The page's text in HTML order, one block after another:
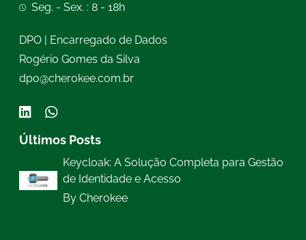
Seg. - Sex. : 8 - 18h
DPO | Encarregado de Dados
Rogério Gomes da Silva
dpo@cherokee.com.br
Últimos Posts
Keycloak: A Solução Completa para Gestão
de Identidade e Acesso
By Cherokee